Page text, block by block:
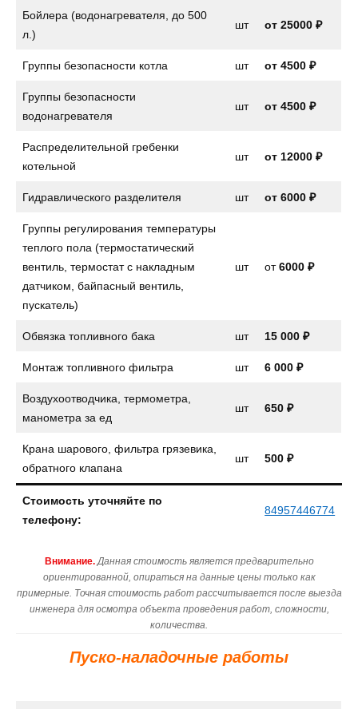
Бойлера (водонагревателя, до 500
л.)
шт от 25000 ₽
Группы безопасности котла шт от 4500 ₽
Группы безопасности
водонагревателя
шт от 4500 ₽
Распределительной гребенки
котельной
шт от 12000 ₽
Гидравлического разделителя шт от 6000 ₽
Группы регулирования температуры
теплого пола (термостатический
вентиль, термостат с накладным
датчиком, байпасный вентиль,
пускатель)
шт от6000 ₽
Обвязка топливного бака шт 15 000 ₽
Монтаж топливного фильтра шт 6 000 ₽
Воздухоотводчика, термометра,
манометра за ед
шт 650 ₽
Крана шарового, фильтра грязевика,
обратного клапана
шт 500 ₽
Стоимость уточняйте по
телефону:
84957446774
Внимание. Данная стоимость является предварительно
ориентированной, опираться на данные цены только как
примерные. Точная стоимость работ рассчитывается после выезда
инженера для осмотра объекта проведения работ, сложности,
количества.
Пуско-наладочные работы